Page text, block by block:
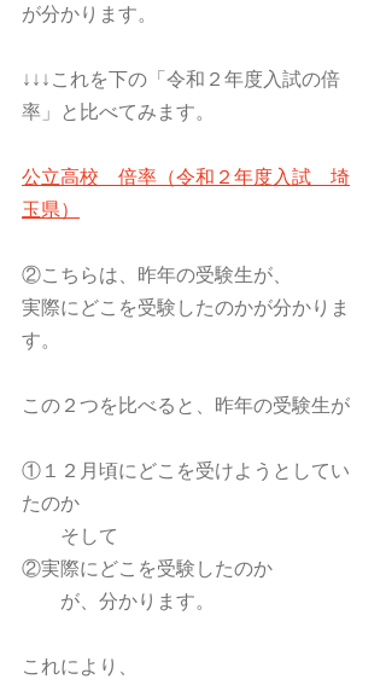
が分かります。
↓↓↓これを下の「令和２年度入試の倍
率」と比べてみます。
公立高校　倍率（令和２年度入試　埼
玉県）
②こちらは、昨年の受験生が、
実際にどこを受験したのかが分かりま
す。
この２つを比べると、昨年の受験生が
①１２月頃にどこを受けようとしてい
たのか
そして
②実際にどこを受験したのか
が、分かります。
これにより、